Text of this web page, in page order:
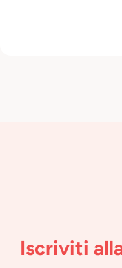
Iscriviti